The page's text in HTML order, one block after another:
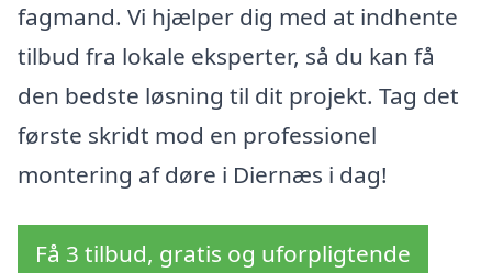
fagmand. Vi hjælper dig med at indhente
tilbud fra lokale eksperter, så du kan få
den bedste løsning til dit projekt. Tag det
første skridt mod en professionel
montering af døre i Diernæs i dag!
Få 3 tilbud, gratis og uforpligtende